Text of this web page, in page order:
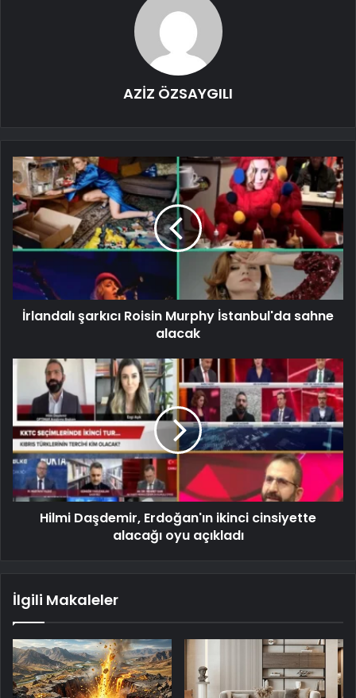
AZİZ ÖZSAYGILI
İrlandalı şarkıcı Roisin Murphy İstanbul'da sahne
alacak
Hilmi Daşdemir, Erdoğan'ın ikinci cinsiyette
alacağı oyu açıkladı
İlgili Makaleler